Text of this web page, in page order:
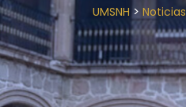
UMSNH > Noticias